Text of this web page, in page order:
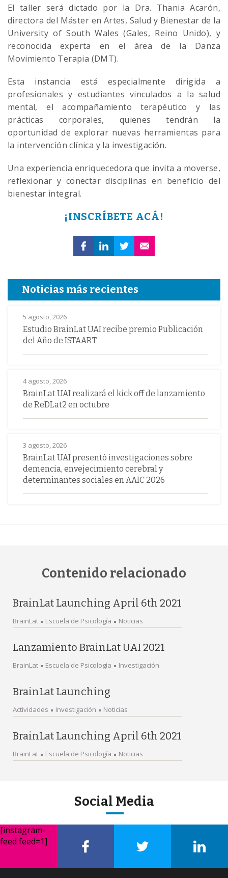
El taller será dictado por la Dra. Thania Acarón,
directora del Máster en Artes, Salud y Bienestar de la
University of South Wales (Gales, Reino Unido), y
reconocida experta en el área de la Danza
Movimiento Terapia (DMT).
Esta instancia está especialmente dirigida a
profesionales y estudiantes vinculados a la salud
mental, el acompañamiento terapéutico y las
prácticas corporales, quienes tendrán la
oportunidad de explorar nuevas herramientas para
la intervención clínica y la investigación.
Una experiencia enriquecedora que invita a moverse,
reflexionar y conectar disciplinas en beneficio del
bienestar integral.
¡INSCRÍBETE ACÁ!
Noticias más recientes
5 agosto, 2026
Estudio BrainLat UAI recibe premio Publicación
del Año de ISTAART
4 agosto, 2026
BrainLat UAI realizará el kick off de lanzamiento
de ReDLat2 en octubre
3 agosto, 2026
BrainLat UAI presentó investigaciones sobre
demencia, envejecimiento cerebral y
determinantes sociales en AAIC 2026
Contenido relacionado
BrainLat Launching April 6th 2021
BrainLat Escuela de Psicología Noticias
Lanzamiento BrainLat UAI 2021
BrainLat Escuela de Psicología Investigación
BrainLat Launching
Actividades Investigación Noticias
BrainLat Launching April 6th 2021
BrainLat Escuela de Psicología Noticias
Social Media
[instagram-
feed feed=1]